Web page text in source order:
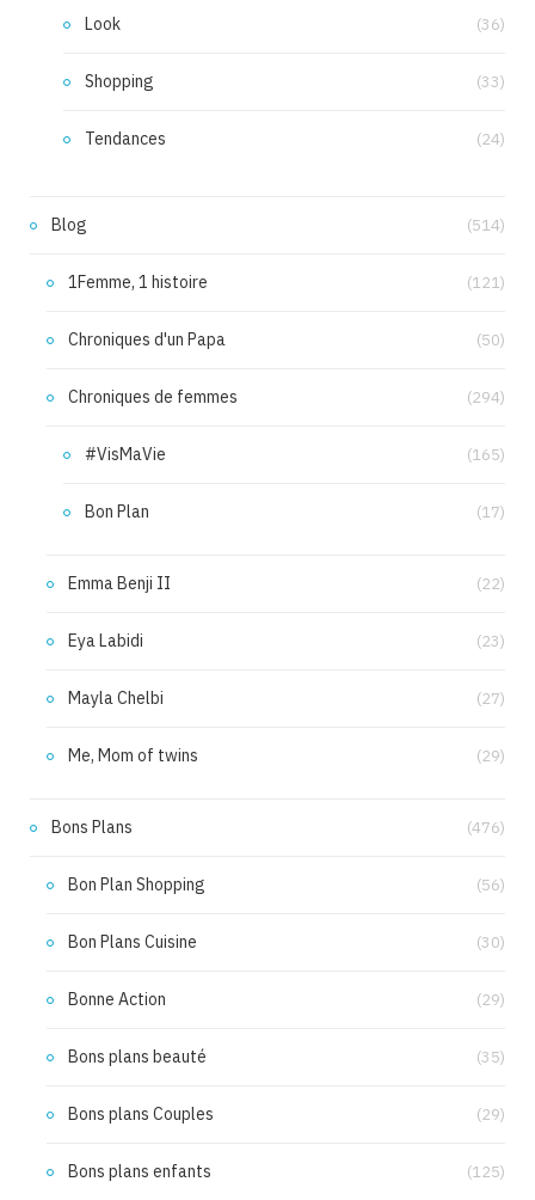
Look (36)
Shopping (33)
Tendances (24)
Blog (514)
1Femme, 1 histoire (121)
Chroniques d'un Papa (50)
Chroniques de femmes (294)
#VisMaVie (165)
Bon Plan (17)
Emma Benji II (22)
Eya Labidi (23)
Mayla Chelbi (27)
Me, Mom of twins (29)
Bons Plans (476)
Bon Plan Shopping (56)
Bon Plans Cuisine (30)
Bonne Action (29)
Bons plans beauté (35)
Bons plans Couples (29)
Bons plans enfants (125)